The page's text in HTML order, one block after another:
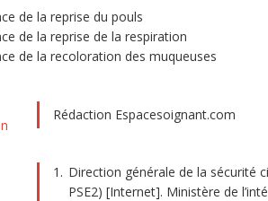
de la reprise du pouls
de la reprise de la respiration
de la recoloration des muqueuses
Rédaction Espacesoignant.com
Direction générale de la sécurité
PSE2) [Internet]. Ministère de